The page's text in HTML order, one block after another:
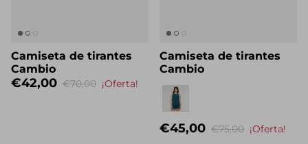
Camiseta de tirantes
Cambio
€42,00 €70,00 ¡Oferta!
Camiseta de tirantes
Cambio
Nombre propio
€45,00 €75,00 ¡Oferta!